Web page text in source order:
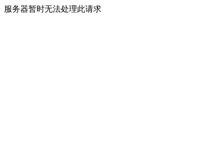
服务器暂时无法处理此请求